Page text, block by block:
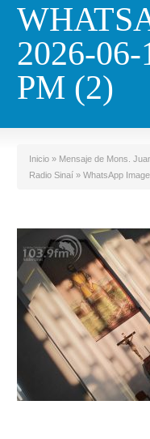
2026-06-
PM (2)
Inicio » Mensaje de Mons.
Radio Sinaí » WhatsApp